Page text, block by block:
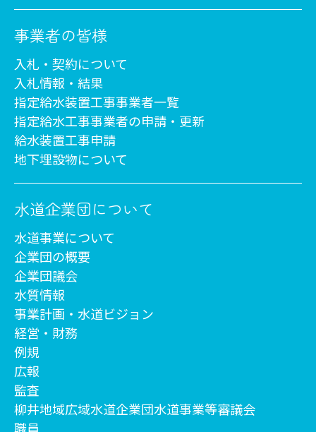
事業者の皆様
入札・契約について
入札情報・結果
指定給水装置工事事業者一覧
指定給水工事事業者の申請・更新
給水装置工事申請
地下埋設物について
水道企業団について
水道事業について
企業団の概要
企業団議会
水質情報
事業計画・水道ビジョン
経営・財務
例規
広報
監査
柳井地域広域水道企業団水道事業等審議会
職員